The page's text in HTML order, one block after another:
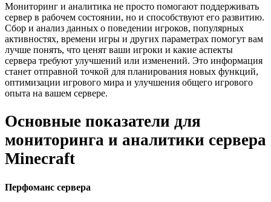
Мониторинг и аналитика не просто помогают поддерживать
сервер в рабочем состоянии, но и способствуют его развитию.
Сбор и анализ данных о поведении игроков, популярных
активностях, времени игры и других параметрах помогут вам
лучше понять, что ценят ваши игроки и какие аспекты
сервера требуют улучшений или изменений. Это информация
станет отправной точкой для планирования новых функций,
оптимизации игрового мира и улучшения общего игрового
опыта на вашем сервере.
Основные показатели для
мониторинга и аналитики сервера
Minecraft
Перфоманс сервера